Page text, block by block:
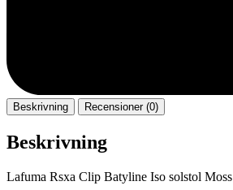
Beskrivning Recensioner (0)
Beskrivning
Lafuma Rsxa Clip Batyline Iso solstol Moss